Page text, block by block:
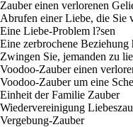
Zauber einen verlorenen
Abrufen einer Liebe, die Sie
Eine Liebe-Problem l?sen
Eine zerbrochene Beziehung
Zwingen Sie, jemanden zu
Voodoo-Zauber einen
Voodoo-Zauber um eine
Einheit der Familie Zauber
Wiedervereinigung
Vergebung-Zauber